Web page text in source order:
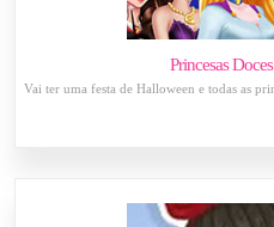
Princesas
Vai ter uma festa de Halloween e todas as